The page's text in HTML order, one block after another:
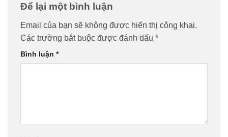
Để lại một bình luận
Email của bạn sẽ không được hiển thị công khai.
Các trường bắt buộc được đánh dấu *
Bình luận *